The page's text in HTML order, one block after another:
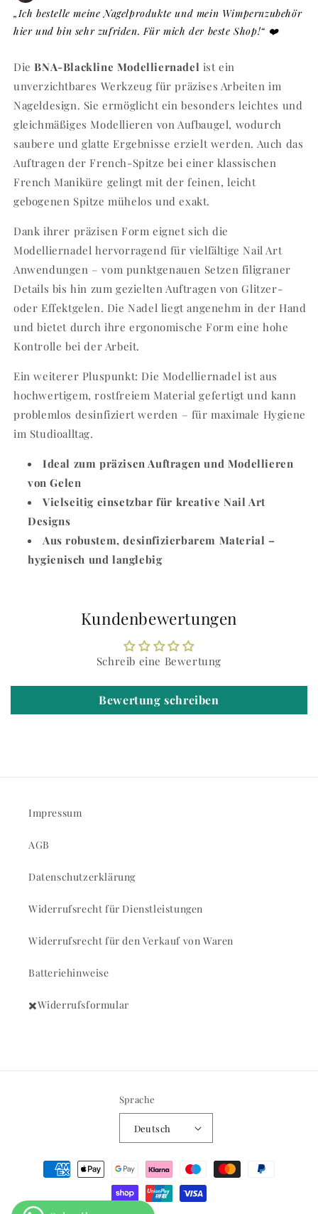
„Ich bestelle meine Nagelprodukte und mein Wimpernzubehör
hier und bin sehr zufriden. Für mich der beste Shop!“ ❤️
DieBNA-Blackline Modelliernadel ist ein
unverzichtbares Werkzeug für präzises Arbeiten im
Nageldesign. Sie ermöglicht ein besonders leichtes und
gleichmäßiges Modellieren von Aufbaugel, wodurch
saubere und glatte Ergebnisse erzielt werden. Auch das
Auftragen der French-Spitze bei einer klassischen
French Maniküre gelingt mit der feinen, leicht
gebogenen Spitze mühelos und exakt.
Dank ihrer präzisen Form eignet sich die
Modelliernadel hervorragend für vielfältige Nail Art
Anwendungen – vom punktgenauen Setzen filigraner
Details bis hin zum gezielten Auftragen von Glitzer-
oder Effektgelen. Die Nadel liegt angenehm in der Hand
und bietet durch ihre ergonomische Form eine hohe
Kontrolle bei der Arbeit.
Ein weiterer Pluspunkt: Die Modelliernadel ist aus
hochwertigem, rostfreiem Material gefertigt und kann
problemlos desinfiziert werden – für maximale Hygiene
im Studioalltag.
Ideal zum präzisen Auftragen und Modellieren
von Gelen
Vielseitig einsetzbar für kreative Nail Art
Designs
Aus robustem, desinfizierbarem Material –
hygienisch und langlebig
Kundenbewertungen
Schreib eine Bewertung
Bewertung schreiben
Impressum
AGB
Datenschutzerklärung
Widerrufsrecht für Dienstleistungen
Widerrufsrecht für den Verkauf von Waren
Batteriehinweise
✖️Widerrufsformular
Sprache
Deutsch
Zahlungsmethoden